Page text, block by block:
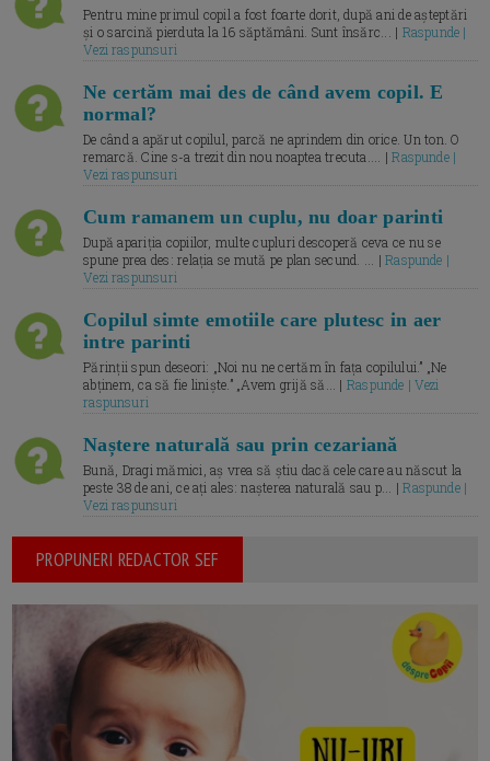
Pentru mine primul copil a fost foarte dorit, după ani de așteptări
și o sarcină pierduta la 16 săptămâni. Sunt însărc... | Raspunde |
Vezi raspunsuri
Ne certăm mai des de când avem copil. E
normal?
De când a apărut copilul, parcă ne aprindem din orice. Un ton. O
remarcă. Cine s-a trezit din nou noaptea trecuta.... |Raspunde |
Vezi raspunsuri
Cum ramanem un cuplu, nu doar parinti
După apariția copiilor, multe cupluri descoperă ceva ce nu se
spune prea des: relația se mută pe plan secund. ... |Raspunde |
Vezi raspunsuri
Copilul simte emotiile care plutesc in aer
intre parinti
Părinții spun deseori: „Noi nu ne certăm în fața copilului.” „Ne
abținem, ca să fie liniște.” „Avem grijă să... | Raspunde | Vezi
raspunsuri
Naștere naturală sau prin cezariană
Bună, Dragi mămici, aș vrea să știu dacă cele care au născut la
peste 38 de ani, ce ați ales: nașterea naturală sau p... |Raspunde |
Vezi raspunsuri
PROPUNERI REDACTOR SEF